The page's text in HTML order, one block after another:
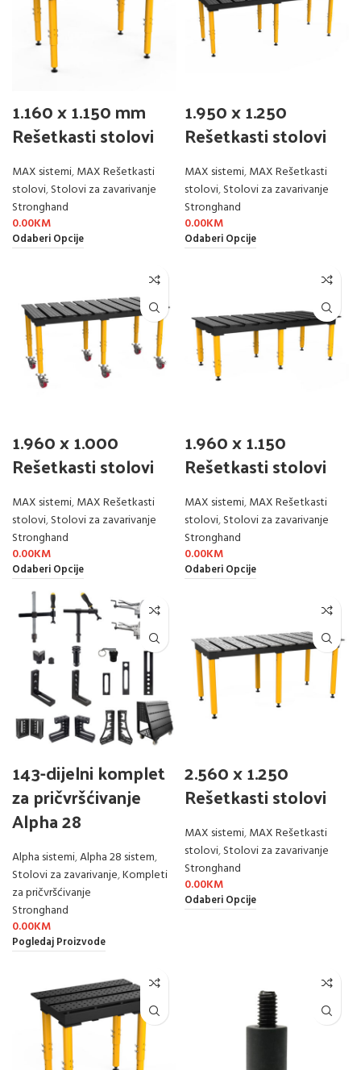
1.160 x 1.150 mm
Rešetkasti stolovi
MAX sistemi,MAX Rešetkasti
stolovi,Stolovi za zavarivanje
Stronghand
0.00KM
Odaberi Opcije
1.950 x 1.250
Rešetkasti stolovi
MAX sistemi,MAX Rešetkasti
stolovi,Stolovi za zavarivanje
Stronghand
0.00KM
Odaberi Opcije
1.960 x 1.000
Rešetkasti stolovi
MAX sistemi,MAX Rešetkasti
stolovi,Stolovi za zavarivanje
Stronghand
0.00KM
Odaberi Opcije
1.960 x 1.150
Rešetkasti stolovi
MAX sistemi,MAX Rešetkasti
stolovi,Stolovi za zavarivanje
Stronghand
0.00KM
Odaberi Opcije
143-dijelni komplet
za pričvršćivanje
Alpha 28
Alpha sistemi,Alpha 28 sistem,
Stolovi za zavarivanje,Kompleti
za pričvršćivanje
Stronghand
0.00KM
Pogledaj Proizvode
2.560 x 1.250
Rešetkasti stolovi
MAX sistemi,MAX Rešetkasti
stolovi,Stolovi za zavarivanje
Stronghand
0.00KM
Odaberi Opcije